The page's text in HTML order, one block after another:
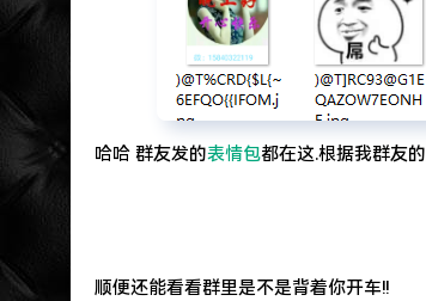
哈哈 群友发的表情包都在这.根据我群友
顺便还能看看群里是不是背着你开车!!